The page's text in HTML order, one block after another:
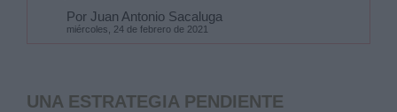
Por Juan Antonio Sacaluga
miércoles, 24 de febrero de 2021
UNA ESTRATEGIA PENDIENTE